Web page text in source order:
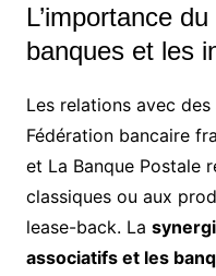
L’importance
banques et les
Les relations avec
Fédération bancaire
et La Banque Postale
classiques ou aux
lease-back. La
associatifs et les